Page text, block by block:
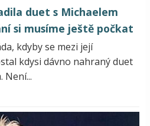
duet s Michaelem
si musíme ještě počkat
kdyby se mezi její
kdysi dávno nahraný duet
Není...